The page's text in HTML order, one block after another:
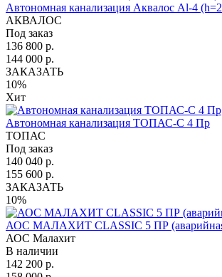
Автономная канализация Аквалос Al-4
АКВАЛОС
Под заказ
136 800 р.
144 000 р.
ЗАКАЗАТЬ
10%
Хит
Автономная канализация ТОПАС-С 4 Пр
ТОПАС
Под заказ
140 040 р.
155 600 р.
ЗАКАЗАТЬ
10%
АОС МАЛАХИТ CLASSIC 5 ПР (аварийная
АОС Малахит
В наличии
142 200 р.